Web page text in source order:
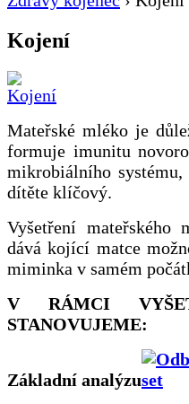
Kojení
Mateřské mléko je
formuje imunitu
mikrobiálního
dítěte klíčový.
Vyšetření mateřského
dává kojící matce
miminka v samém
V RÁMCI
STANOVUJEME:
Základní analýzu